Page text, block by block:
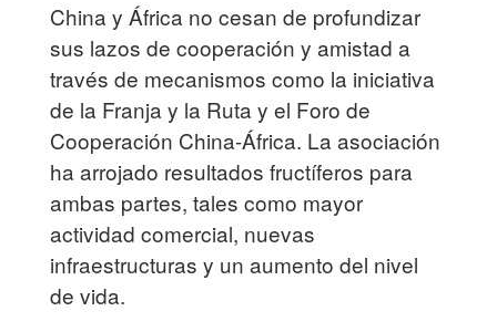
China y África no cesan de profundizar
sus lazos de cooperación y amistad a
través de mecanismos como la iniciativa
de la Franja y la Ruta y el Foro de
Cooperación China-África. La asociación
ha arrojado resultados fructíferos para
ambas partes, tales como mayor
actividad comercial, nuevas
infraestructuras y un aumento del nivel
de vida.